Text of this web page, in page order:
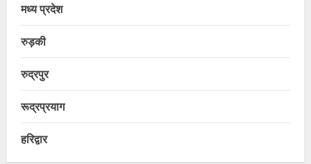
मध्य प्रदेश
रुड़की
रुद्रपुर
रूद्रप्रयाग
हरिद्वार